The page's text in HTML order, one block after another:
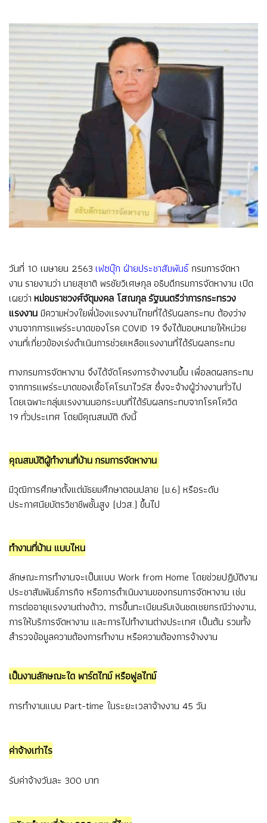
วันที่ 10 เมษายน 2563เฟซบุ๊ก ฝ่ายประชาสัมพันธ์กรมการจัดหา
งาน รายงานว่า นายสุชาติ พรชัยวิเศษกุล อธิบดีกรมการจัดหางาน เปิด
เผยว่าหม่อมราชวงศ์จัตุมงคล โสณกุล รัฐมนตรีว่าการกระทรวง
แรงงานมีความห่วงใยพี่น้องแรงงานไทยที่ได้รับผลกระทบ ต้องว่าง
งานจากการแพร่ระบาดของโรค COVID 19 จึงได้มอบหมายให้หน่วย
งานที่เกี่ยวข้องเร่งดำเนินการช่วยเหลือแรงงานที่ได้รับผลกระทบ
ทางกรมการจัดหางาน จึงได้จัดโครงการจ้างงานขึ้น เพื่อลดผลกระทบ
จากการแพร่ระบาดของเชื้อโคโรนาไวรัส ซึ่งจะจ้างผู้ว่างงานทั่วไป
โดยเฉพาะกลุ่มแรงงานนอกระบบที่ได้รับผลกระทบจากโรคโควิด
19 ทั่วประเทศ โดยมีคุณสมบัติ ดังนี้
คุณสมบัติผู้ทำงานที่บ้าน กรมการจัดหางาน
มีวุฒิการศึกษาตั้งแต่มัธยมศึกษาตอนปลาย (ม.6) หรือระดับ
ประกาศนียบัตรวิชาชีพชั้นสูง (ปวส.) ขึ้นไป
ทำงานที่บ้าน แบบไหน
ลักษณะการทำงานจะเป็นแบบ Work from Home โดยช่วยปฏิบัติงาน
ประชาสัมพันธ์ภารกิจ หรือการดำเนินงานของกรมการจัดหางาน เช่น
การต่ออายุแรงงานต่างด้าว, การขึ้นทะเบียนรับเงินชดเชยกรณีว่างงาน,
การให้บริการจัดหางาน และการไปทำงานต่างประเทศ เป็นต้น รวมทั้ง
สำรวจข้อมูลความต้องการทำงาน หรือความต้องการจ้างงาน
เป็นงานลักษณะใด พาร์ตไทม์ หรือฟูลไทม์
การทำงานแบบ Part-time ในระยะเวลาจ้างงาน 45 วัน
ค่าจ้างเท่าไร
รับค่าจ้างวันละ 300 บาท